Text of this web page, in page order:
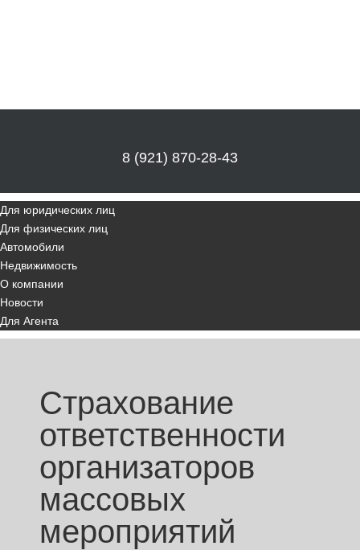
8 (921) 870-28-43
Для юридических лиц
Для физических лиц
Автомобили
Недвижимость
О компании
Новости
Для Агента
Страхование
ответственности
организаторов
массовых
мероприятий